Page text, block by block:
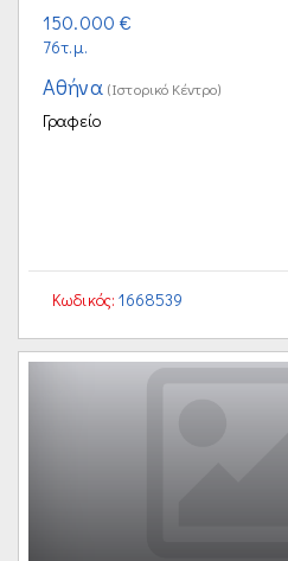
150.000 €
76τ.μ.
Αθήνα (Ιστορικό Κέντρο)
Γραφείο
Κωδικός: 1668539